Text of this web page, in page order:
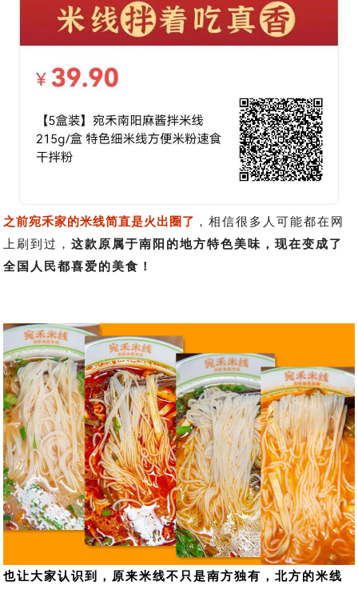
之前宛禾家的米线简直是火出圈了 ，相信很多人可能都在网
上刷到过，这款原属于南阳的地方特色美味，现在变成了
全国人民都喜爱的美食！
也让大家认识到，原来米线不只是南方独有，北方的米线